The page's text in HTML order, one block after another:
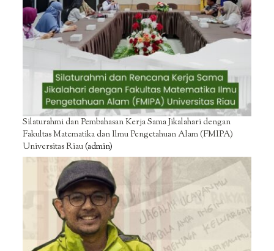
Silaturahmi dan Pembahasan Kerja Sama Jikalahari dengan
Fakultas Matematika dan Ilmu Pengetahuan Alam (FMIPA)
Universitas Riau(admin)